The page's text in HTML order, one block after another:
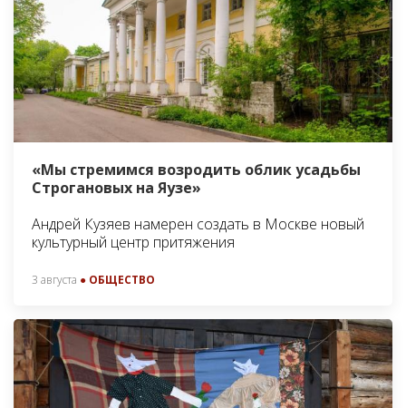
«Мы стремимся возродить облик усадьбы
Строгановых на Яузе»
Андрей Кузяев намерен создать в Москве новый
культурный центр притяжения
3 августа ● ОБЩЕСТВО